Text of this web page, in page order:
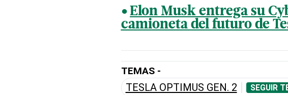
Elon Musk entrega su
camioneta del futuro de
TEMAS -
TESLA OPTIMUS GEN. 2 SEGUIR